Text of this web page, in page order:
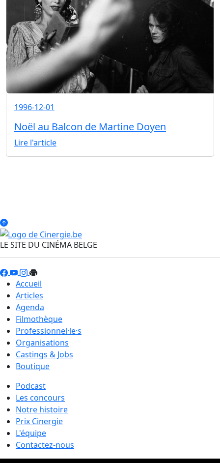
1996-12-01
Noël au Balcon de Martine Doyen
Lire l'article
LE SITE DU CINÉMA BELGE
Accueil
Articles
Agenda
Filmothèque
Professionnel·le·s
Organisations
Castings & Jobs
Boutique
Podcast
Les concours
Notre histoire
Prix Cinergie
L'équipe
Contactez-nous